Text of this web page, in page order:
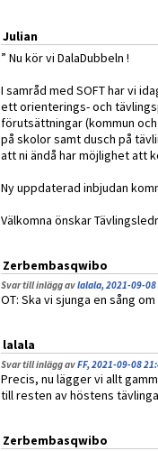
Julian
” Nu kör vi DalaDubbeln !
I samråd med SOFT har vi
ett orienterings- och
förutsättningar (kommun
på skolor samt dusch på
att ni ändå har möjlighet att
Ny uppdaterad inbjudan
Välkomna önskar
Zerbembasqwibo
Svar till inlägg avlalala, 2021-09-08
OT: Ska vi sjunga en sång
lalala
Svar till inlägg avFF, 2021-09-08
Precis, nu lägger vi allt
till resten av höstens
Zerbembasqwibo